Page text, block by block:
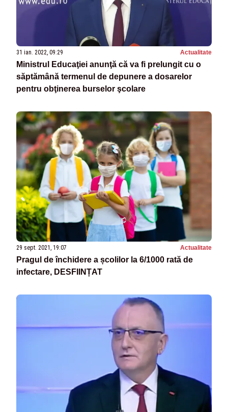
31 ian. 2022, 09:29 Actualitate
Ministrul Educaţiei anunţă că va fi prelungit cu o
săptămână termenul de depunere a dosarelor
pentru obţinerea burselor şcolare
29 sept. 2021, 19:07 Actualitate
Pragul de închidere a școlilor la 6/1000 rată de
infectare, DESFIINȚAT